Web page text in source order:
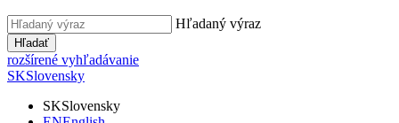
Hľadaný výraz
Hľadať
rozšírené vyhľadávanie
SKSlovensky
SKSlovensky